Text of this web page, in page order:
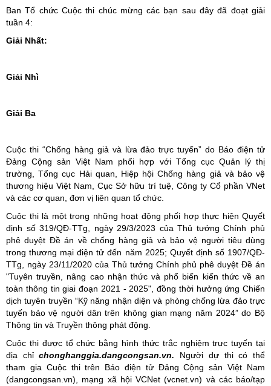
Ban Tổ chức Cuộc thi chúc mừng các bạn sau đây đã đoạt giải
tuần 4:
Giải Nhất:
Giải Nhì
Giải Ba
Cuộc thi “Chống hàng giả và lừa đảo trực tuyến” do Báo điện tử
Đảng Cộng sản Việt Nam phối hợp với Tổng cục Quản lý thị
trường, Tổng cục Hải quan, Hiệp hội Chống hàng giả và bảo vệ
thương hiệu Việt Nam, Cục Sở hữu trí tuệ, Công ty Cổ phần VNet
và các cơ quan, đơn vị liên quan tổ chức.
Cuộc thi là một trong những hoạt động phối hợp thực hiện Quyết
định số 319/QĐ-TTg, ngày 29/3/2023 của Thủ tướng Chính phủ
phê duyệt Đề án về chống hàng giả và bảo vệ người tiêu dùng
trong thương mại điện tử đến năm 2025; Quyết định số 1907/QĐ-
TTg, ngày 23/11/2020 của Thủ tướng Chính phủ phê duyệt Đề án
"Tuyên truyền, nâng cao nhận thức và phổ biến kiến thức về an
toàn thông tin giai đoạn 2021 - 2025", đồng thời hưởng ứng Chiến
dịch tuyên truyền “Kỹ năng nhận diện và phòng chống lừa đảo trực
tuyến bảo vệ người dân trên không gian mạng năm 2024” do Bộ
Thông tin và Truyền thông phát động.
Cuộc thi được tổ chức bằng hình thức trắc nghiệm trực tuyến tại
địa chỉchonghanggia.dangcongsan.vn. Người dự thi có thể
tham gia Cuộc thi trên Báo điện tử Đảng Cộng sản Việt Nam
(dangcongsan.vn), mạng xã hội VCNet (vcnet.vn) và các báo/tạp